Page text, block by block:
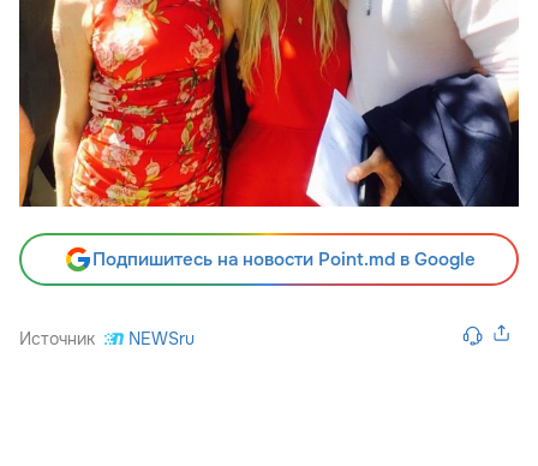
Подпишитесь на новости Point.md в Google
Источник NEWSru